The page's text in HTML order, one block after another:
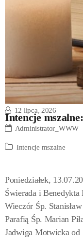
Intencje
12 lipca, 2026
Administrator_WWW
Intencje mszalne
Poniedziałek,
Świerada i Benedykta
Wieczór Śp.
Parafią Śp. Marian
Jadwiga Motwicka od